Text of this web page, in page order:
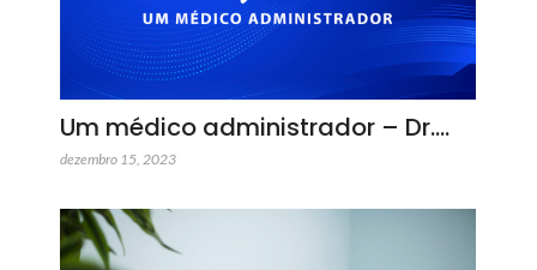
Um médico administrador – Dr.…
dezembro 15, 2023